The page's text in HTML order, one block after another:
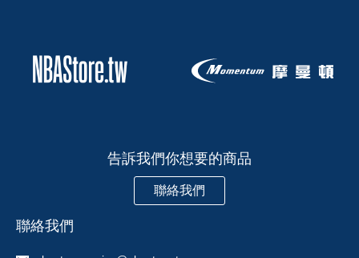
告訴我們你想要的商品
聯絡我們
聯絡我們